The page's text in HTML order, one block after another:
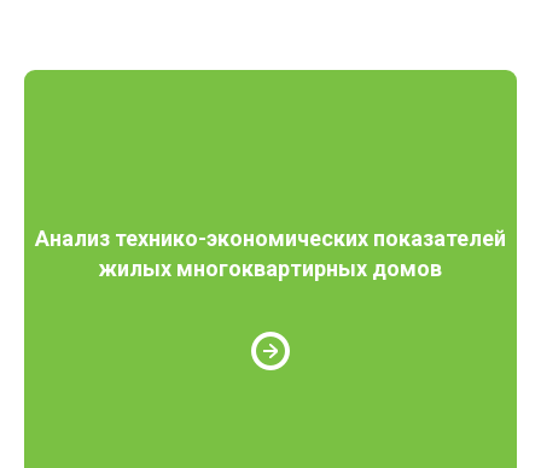
Анализ технико-экономических показателей
жилых многоквартирных домов